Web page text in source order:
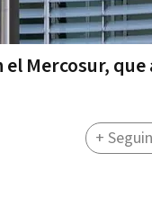
Mercosur, que
+